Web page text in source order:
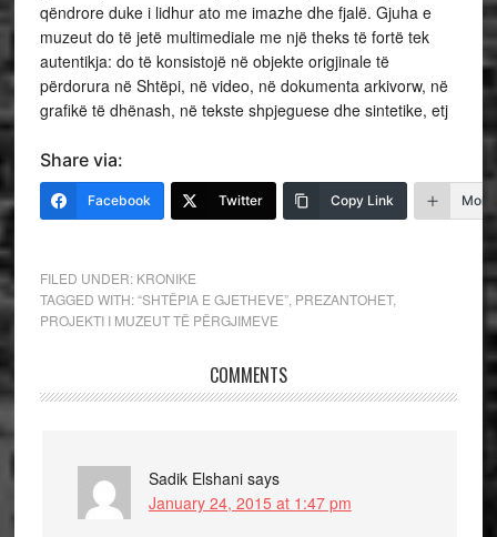
qëndrore duke i lidhur ato me imazhe dhe fjalë. Gjuha e
muzeut do të jetë multimediale me një theks të fortë tek
autentikja: do të konsistojë në objekte origjinale të
përdorura në Shtëpi, në video, në dokumenta arkivorw, në
grafikë të dhënash, në tekste shpjeguese dhe sintetike, etj
Share via:
Facebook Twitter Copy Link More
FILED UNDER: KRONIKE
TAGGED WITH:“SHTËPIA E GJETHEVE”, PREZANTOHET,
PROJEKTI I MUZEUT TË PËRGJIMEVE
COMMENTS
Sadik Elshani says
January 24, 2015 at 1:47 pm